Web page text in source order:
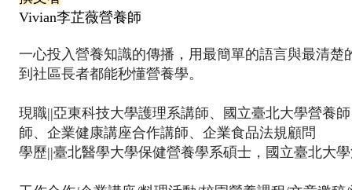
Vivian李芷薇營養師
一心投入營養知識的傳播，用最簡單的語言與最清楚
到社區長者都能秒懂營養學。
現職||亞東科技大學護理系講師、國立臺北大學營養
師、企業健康講座合作講師、企業食品法規顧問
學歷||臺北醫學大學保健營養學系碩士，國立臺北大